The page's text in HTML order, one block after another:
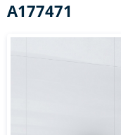
A177471